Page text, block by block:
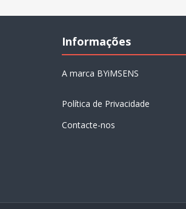
Informações
A marca BYiMSENS
Política de Privacidade
Contacte-nos